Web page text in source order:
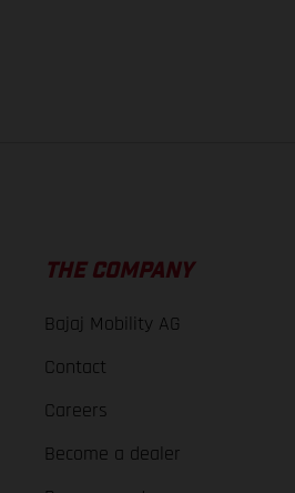
THE COMPANY
Bajaj Mobility AG
Contact
Careers
Become a dealer